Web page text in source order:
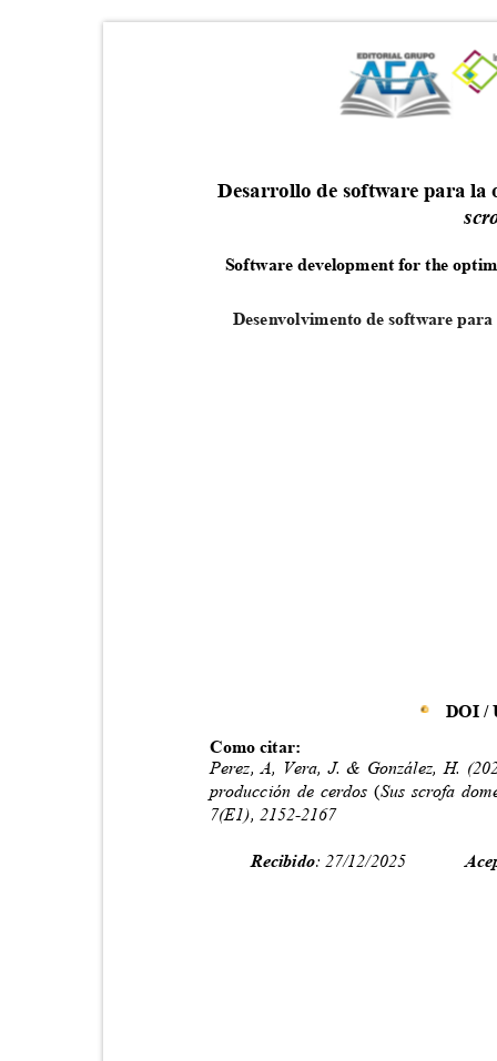
Desarrollo de software para la
Software development for the
Desenvolvimento de software
DOI /
Como citar:
Perez, A, Vera, J. & González, H.
producción de cerdos(Sus scrofa
7(E1), 2152-2167
Recibido: 27/12/2025